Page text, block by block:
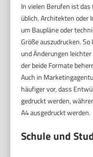
In vielen Berufen ist
üblich. Architekten oder
um Baupläne oder
Größe auszudrucken.
und Änderungen
der beide Formate
Auch in
häufiger vor, dass
gedruckt werden,
A4 ausgedruckt werden.
Schule und